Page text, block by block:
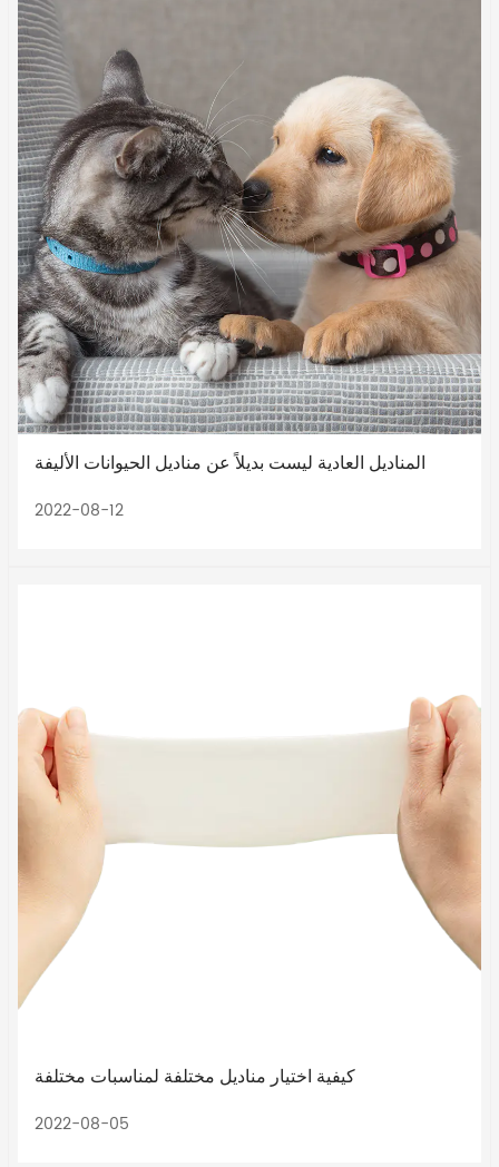
المناديل العادية ليست بديلاً عن مناديل الحيوانات الأليفة
2022-08-12
كيفية اختيار مناديل مختلفة لمناسبات مختلفة
2022-08-05